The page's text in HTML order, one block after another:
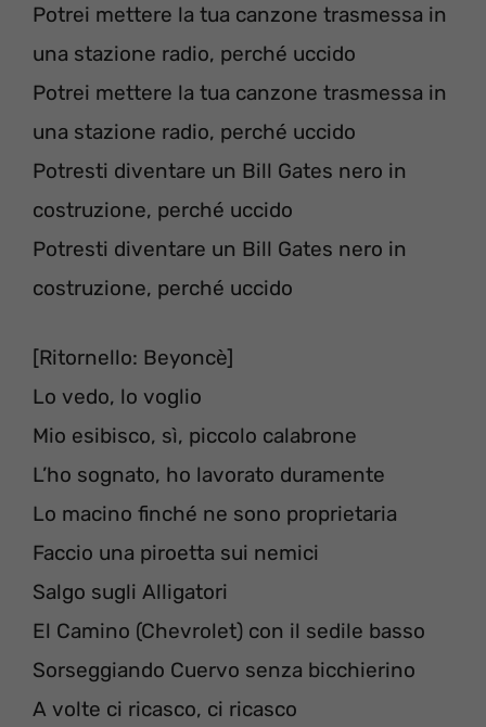
Potrei mettere la tua canzone trasmessa in
una stazione radio, perché uccido
Potrei mettere la tua canzone trasmessa in
una stazione radio, perché uccido
Potresti diventare un Bill Gates nero in
costruzione, perché uccido
Potresti diventare un Bill Gates nero in
costruzione, perché uccido
[Ritornello: Beyoncè]
Lo vedo, lo voglio
Mio esibisco, sì, piccolo calabrone
L’ho sognato, ho lavorato duramente
Lo macino finché ne sono proprietaria
Faccio una piroetta sui nemici
Salgo sugli Alligatori
El Camino (Chevrolet) con il sedile basso
Sorseggiando Cuervo senza bicchierino
A volte ci ricasco, ci ricasco